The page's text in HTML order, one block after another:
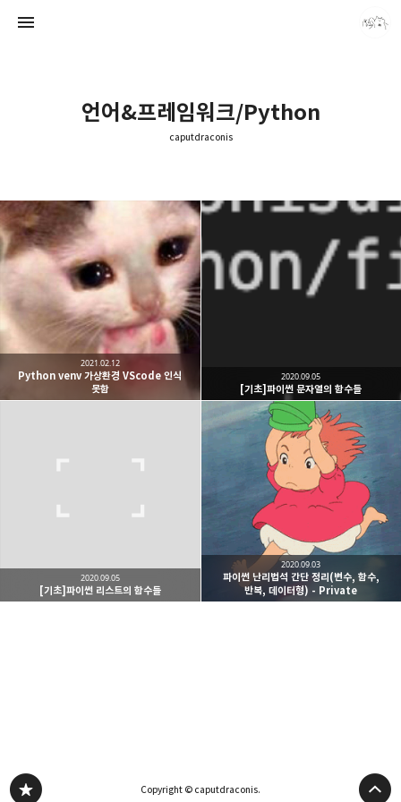
언어&프레임워크/Python
caputdraconis
Python venv 가상환경 VScode 인식
못함
2021.02.12
[기초]파이썬 문자열의 함수들
2020.09.05
[기초]파이썬 리스트의 함수들
2020.09.05
파이썬 난리법석 간단 정리(변수, 함수,
반복, 데이터형) - Private
2020.09.03
caputdraconis
Copyright © caputdraconis.